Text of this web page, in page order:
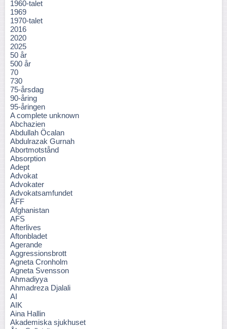
1960-talet
1969
1970-talet
2016
2020
2025
50 år
500 år
70
730
75-årsdag
90-åring
95-åringen
A complete unknown
Abchazien
Abdullah Öcalan
Abdulrazak Gurnah
Abortmotstånd
Absorption
Adept
Advokat
Advokater
Advokatsamfundet
ÅFF
Afghanistan
AFS
Afterlives
Aftonbladet
Agerande
Aggressionsbrott
Agneta Cronholm
Agneta Svensson
Ahmadiyya
Ahmadreza Djalali
AI
AIK
Aina Hallin
Akademiska sjukhuset